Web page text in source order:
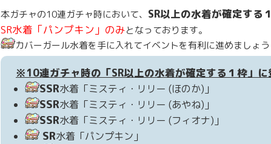
本ガチャの10連ガチャ時において、 SR以上の水着が確定する
SR水着「パンプキン」のみとなっております。
カバーガール水着を手に入れてイベントを有利に進めましょう
※10連ガチャ時の「SR以上の水着が確定する１枠」に
SSR水着「ミスティ・リリー (ほのか)」
SSR水着「ミスティ・リリー (あやね)」
SSR水着「ミスティ・リリー (フィオナ)」
SR水着「パンプキン」